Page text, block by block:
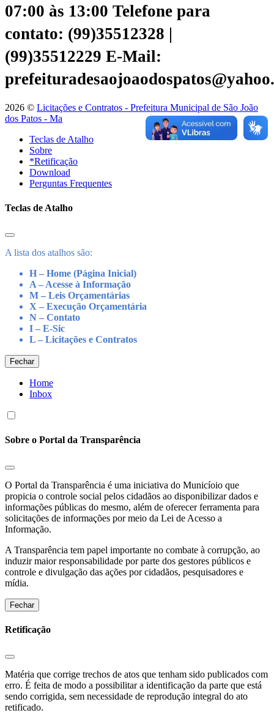
07:00 às 13:00 Telefone para
contato: (99)35512328 |
(99)35512229 E-Mail:
2026 © Licitações e Contratos - Prefeitura Municipal de São João
dos Patos - Ma
Teclas de Atalho
Sobre
*Retificação
Download
Perguntas Frequentes
Teclas de Atalho
A lista dos atalhos são:
H – Home (Página Inicial)
A – Acesse à Informação
M – Leis Orçamentárias
X – Execução Orçamentária
N – Contato
I – E-Sic
L – Licitações e Contratos
Fechar
Home
Inbox
Sobre o Portal da Transparência
O Portal da Transparência é uma iniciativa do Municíoio que
propicia o controle social pelos cidadãos ao disponibilizar dados e
informações públicas do mesmo, além de oferecer ferramenta para
solicitações de informações por meio da Lei de Acesso a
Informação.
A Transparência tem papel importante no combate à corrupção, ao
induzir maior responsabilidade por parte dos gestores públicos e
controle e divulgação das ações por cidadãos, pesquisadores e
mídia.
Fechar
Retificação
Matéria que corrige trechos de atos que tenham sido publicados com
erro. É feita de modo a possibilitar a identificação da parte que está
sendo corrigida, sem necessidade de reprodução integral do ato
retificado.